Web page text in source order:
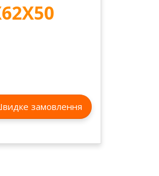
замовлення